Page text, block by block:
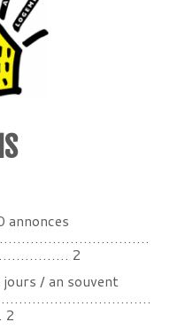
annonces
2
/ an souvent